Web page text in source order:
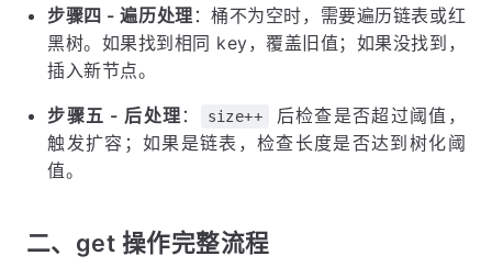
步骤四 - 遍历处理 ：桶不为空时，需要遍历链表或红
黑树。如果找到相同 key，覆盖旧值；如果没找到，
插入新节点。
步骤五 - 后处理 ： size++
后检查是否超过阈值，
触发扩容；如果是链表，检查长度是否达到树化阈
值。
二、get 操作完整流程